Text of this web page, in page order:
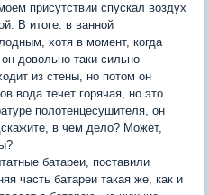
присутствии спускал воздух
В итоге: в ванной
хотя в момент, когда
довольно-таки сильно
из стены, но потом он
вода течет горячая, но это
полотенцесушителя, он
в чем дело? Может,
батареи, поставили
часть батареи такая же, как и